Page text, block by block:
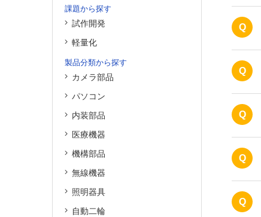
課題から探す
試作開発
軽量化
製品分類から探す
カメラ部品
パソコン
内装部品
医療機器
機構部品
無線機器
照明器具
自動二輪
Q
Q
Q
Q
Q